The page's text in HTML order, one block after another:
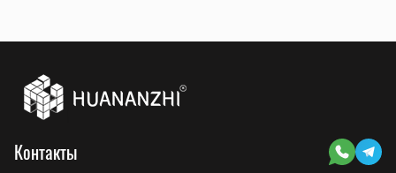
Контакты